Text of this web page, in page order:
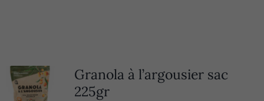
Granola à l’argousier sac
225gr